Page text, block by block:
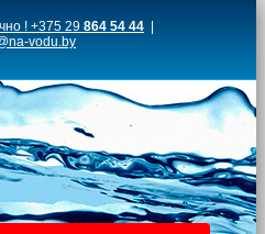
! +375 29 864 54 44
vodu.by